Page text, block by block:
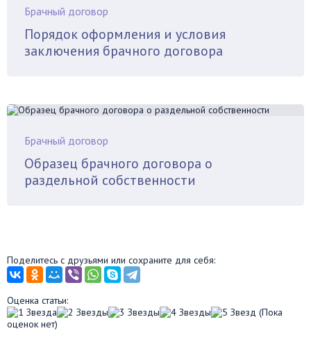
Брачный договор
Порядок оформления и условия
заключения брачного договора
Брачный договор
Образец брачного договора о
раздельной собственности
Поделитесь с друзьями или сохраните для себя:
Оценка статьи:
(Пока
оценок нет)